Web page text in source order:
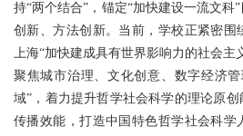
持“两个结合”，锚定“加快建设一流文科
创新、方法创新。当前，学校正紧密围
上海“加快建成具有世界影响力的社会主
聚焦城市治理、文化创意、数字经济
域”，着力提升哲学社会科学的理论原
传播效能，打造中国特色哲学社会科学